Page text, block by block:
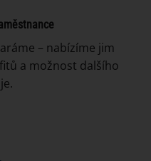
– nabízíme jim
a možnost dalšího